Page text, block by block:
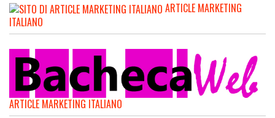
ARTICLE MARKETING
ITALIANO
ARTICLE MARKETING ITALIANO